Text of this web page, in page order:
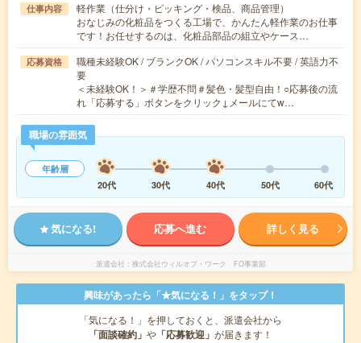
仕事内容
軽作業（仕分け・ピッキング・検品、商品管理）
おなじみの化粧品をつくる工場で、かんたん軽作業のお仕事
です！お任せするのは、化粧品部品の組立やケース…
応募資格
職種未経験OK / ブランクOK / パソコンスキル不要 / 英語力不
要
＜未経験OK！＞＃学歴不問＃髪色・髪型自由！○応募後の流
れ「応募する」ボタンをクリック↓メールにてw…
職場の雰囲気
年齢層
20代
30代 40代 50代 60代
気になる! 応募へ進む 詳しく見る
派遣会社 株式会社ウィルオブ・ワーク FO事業部
興味があったら「★気になる！」をタップ！
「気になる！」を押しておくと、派遣会社から
「面談確約」 や 「応募歓迎」 が届きます！